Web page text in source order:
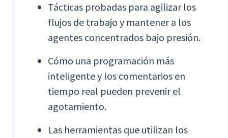
Tácticas probadas para agilizar los
flujos de trabajo y mantener a los
agentes concentrados bajo presión.
Cómo una programación más
inteligente y los comentarios en
tiempo real pueden prevenir el
agotamiento.
Las herramientas que utilizan los